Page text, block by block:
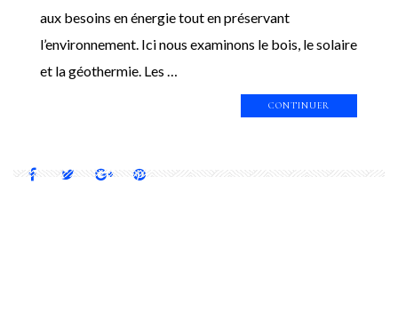
aux besoins en énergie tout en préservant
l’environnement. Ici nous examinons le bois, le solaire
et la géothermie. Les …
CONTINUER